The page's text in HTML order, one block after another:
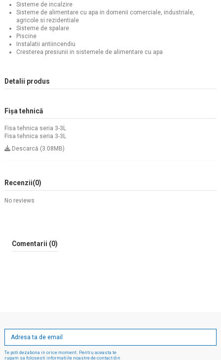
Sisteme de incalzire
Sisteme de alimentare cu apa in domenii comerciale, industriale,
agricole si rezidentiale
Sisteme de spalare
Piscine
Instalatii antiincendiu
Cresterea presiunii in sistemele de alimentare cu apa
Detalii produs
Fișa tehnică
Fisa tehnica seria 3-3L
Fisa tehnica seria 3-3L
Descarcă (3.08MB)
Recenzii(0)
No reviews
Comentarii (0)
Te poti dezabona in orice moment. Pentru aceasta te
rugam sa folosesti informatiile noastre de contact din